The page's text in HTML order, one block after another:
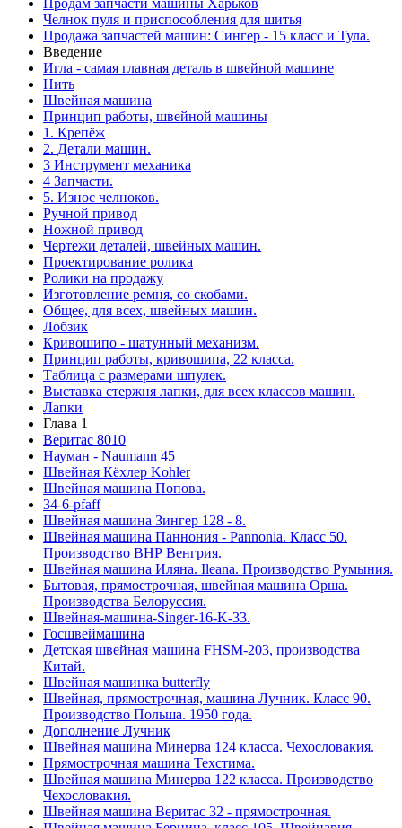
Челнок пуля и приспособления для шитья
Продажа запчастей машин: Сингер - 15 класс и Тула.
Введение
Игла - самая главная деталь в швейной машине
Нить
Швейная машина
Принцип работы, швейной машины
1. Крепёж
2. Детали машин.
3 Инструмент механика
4 Запчасти.
5. Износ челноков.
Ручной привод
Ножной привод
Чертежи деталей, швейных машин.
Проектирование ролика
Ролики на продажу
Изготовление ремня, со скобами.
Общее, для всех, швейных машин.
Лобзик
Кривошипо - шатунный механизм.
Принцип работы, кривошипа, 22 класса.
Таблица с размерами шпулек.
Выставка стержня лапки, для всех классов машин.
Лапки
Глава 1
Веритас 8010
Науман - Naumann 45
Швейная Кёхлер Kohler
Швейная машина Попова.
34-6-pfaff
Швейная машина Зингер 128 - 8.
Швейная машина Паннония - Pannonia. Класс 50.
Производство ВНР Венгрия.
Швейная машина Иляна. Ileana. Производство Румыния.
Бытовая, прямострочная, швейная машина Орша.
Производства Белоруссия.
Швейная-машина-Singer-16-K-33.
Госшвеймашина
Детская швейная машина FHSM-203, производства
Китай.
Швейная машинка butterfly
Швейная, прямострочная, машина Лучник. Класс 90.
Производство Польша. 1950 года.
Дополнение Лучник
Швейная машина Минерва 124 класса. Чехословакия.
Прямострочная машина Техстима.
Швейная машина Минерва 122 класса. Производство
Чехословакия.
Швейная машина Веритас 32 - прямострочная.